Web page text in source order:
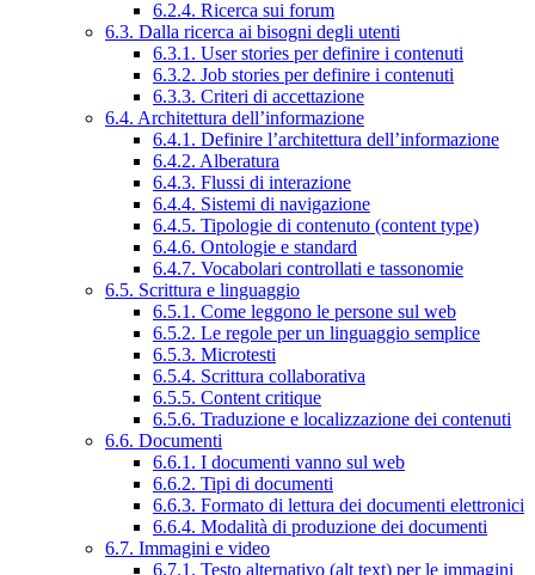
6.2.4. Ricerca sui forum
6.3. Dalla ricerca ai bisogni degli utenti
6.3.1. User stories per definire i contenuti
6.3.2. Job stories per definire i contenuti
6.3.3. Criteri di accettazione
6.4. Architettura dell’informazione
6.4.1. Definire l’architettura dell’informazione
6.4.2. Alberatura
6.4.3. Flussi di interazione
6.4.4. Sistemi di navigazione
6.4.5. Tipologie di contenuto (content type)
6.4.6. Ontologie e standard
6.4.7. Vocabolari controllati e tassonomie
6.5. Scrittura e linguaggio
6.5.1. Come leggono le persone sul web
6.5.2. Le regole per un linguaggio semplice
6.5.3. Microtesti
6.5.4. Scrittura collaborativa
6.5.5. Content critique
6.5.6. Traduzione e localizzazione dei contenuti
6.6. Documenti
6.6.1. I documenti vanno sul web
6.6.2. Tipi di documenti
6.6.3. Formato di lettura dei documenti elettronici
6.6.4. Modalità di produzione dei documenti
6.7. Immagini e video
6.7.1. Testo alternativo (alt text) per le immagini